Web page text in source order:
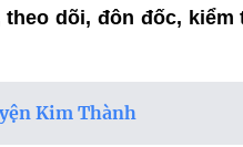
dõi, đôn đốc, kiểm
Kim Thành